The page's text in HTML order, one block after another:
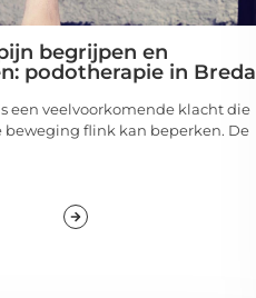
begrijpen en
podotherapie in Breda
een veelvoorkomende klacht die
beweging flink kan beperken. De